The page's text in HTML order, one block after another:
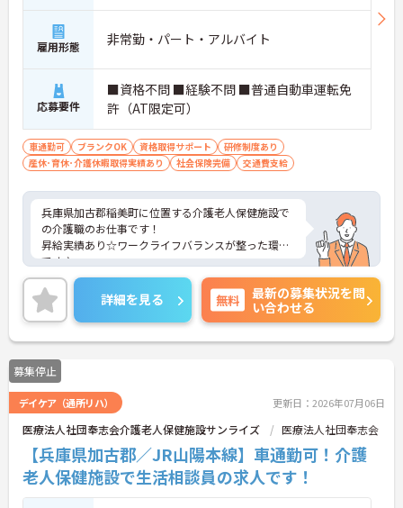
雇用形態 非常勤・パート・アルバイト
応募要件
■資格不問 ■経験不問 ■普通自動車運転免
許（AT限定可）
車通勤可 ブランクOK 資格取得サポート
研修制度あり
産休･育休･介護休暇取得実績あり
社会保険完備 交通費支給
兵庫県加古郡稲美町に位置する介護老人保健施設で
の介護職のお仕事です！
昇給実績あり☆ワークライフバランスが整った環境
です♪
ご興味ある方には、面接のポイントなど、さらに詳
細をお話致しますのでお気軽にご相談ください。
詳細を見る 無料
最新の募集状況を問
い合わせる
募集停止
デイケア（通所リハ） 更新日：2026年07月06日
医療法人社団奉志会介護老人保健施設サンライズ 医療法人社団奉志会
【兵庫県加古郡／JR山陽本線】車通勤可！介護
老人保健施設で生活相談員の求人です！